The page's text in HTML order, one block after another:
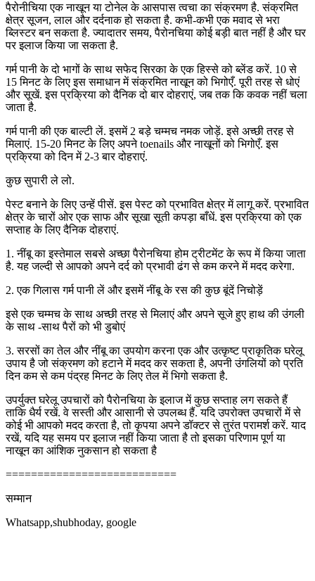
पैरोनीचिया एक नाखून या टोनेल के आसपास त्वचा का संक्रमण है. संक्रमित
क्षेत्र सूजन, लाल और दर्दनाक हो सकता है. कभी-कभी एक मवाद से भरा
ब्लिस्टर बन सकता है. ज्यादातर समय, पैरोनचिया कोई बड़ी बात नहीं है और घर
पर इलाज किया जा सकता है.
गर्म पानी के दो भागों के साथ सफेद सिरका के एक हिस्से को ब्लेंड करें. 10 से
15 मिनट के लिए इस समाधान में संक्रमित नाखून को भिगोएँ. पूरी तरह से धोएं
और सूखें. इस प्रक्रिया को दैनिक दो बार दोहराएं, जब तक कि कवक नहीं चला
जाता है.
गर्म पानी की एक बाल्टी लें. इसमें 2 बड़े चम्मच नमक जोड़ें. इसे अच्छी तरह से
मिलाएं. 15-20 मिनट के लिए अपने toenails और नाखूनों को भिगोएँ. इस
प्रक्रिया को दिन में 2-3 बार दोहराएं.
कुछ सुपारी ले लो.
पेस्ट बनाने के लिए उन्हें पीसें. इस पेस्ट को प्रभावित क्षेत्र में लागू करें. प्रभावित
क्षेत्र के चारों ओर एक साफ और सूखा सूती कपड़ा बाँधें. इस प्रक्रिया को एक
सप्ताह के लिए दैनिक दोहराएं.
1. नींबू का इस्तेमाल सबसे अच्छा पैरोनचिया होम ट्रीटमेंट के रूप में किया जाता
है. यह जल्दी से आपको अपने दर्द को प्रभावी ढंग से कम करने में मदद करेगा.
2. एक गिलास गर्म पानी लें और इसमें नींबू के रस की कुछ बूंदें निचोड़ें
इसे एक चम्मच के साथ अच्छी तरह से मिलाएं और अपने सूजे हुए हाथ की उंगली
के साथ -साथ पैरों को भी डुबोएं
3. सरसों का तेल और नींबू का उपयोग करना एक और उत्कृष्ट प्राकृतिक घरेलू
उपाय है जो संक्रमण को हटाने में मदद कर सकता है, अपनी उंगलियों को प्रति
दिन कम से कम पंद्रह मिनट के लिए तेल में भिगो सकता है.
उपर्युक्त घरेलू उपचारों को पैरोनचिया के इलाज में कुछ सप्ताह लग सकते हैं
ताकि धैर्य रखें. वे सस्ती और आसानी से उपलब्ध हैं. यदि उपरोक्त उपचारों में से
कोई भी आपको मदद करता है, तो कृपया अपने डॉक्टर से तुरंत परामर्श करें. याद
रखें, यदि यह समय पर इलाज नहीं किया जाता है तो इसका परिणाम पूर्ण या
नाखून का आंशिक नुकसान हो सकता है
===========================
सम्मान
Whatsapp,shubhoday, google